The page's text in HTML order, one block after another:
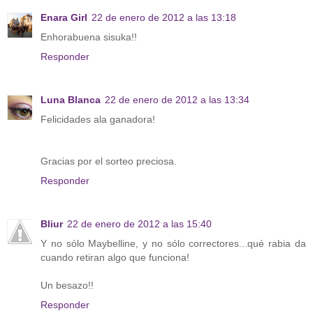
Enara Girl 22 de enero de 2012 a las 13:18
Enhorabuena sisuka!!
Responder
Luna Blanca 22 de enero de 2012 a las 13:34
Felicidades ala ganadora!
Gracias por el sorteo preciosa.
Responder
Bliur 22 de enero de 2012 a las 15:40
Y no sólo Maybelline, y no sólo correctores...qué rabia da
cuando retiran algo que funciona!
Un besazo!!
Responder